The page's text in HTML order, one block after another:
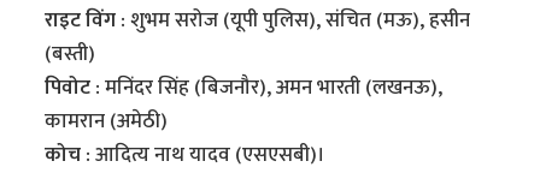
राइट विंग :शुभम सरोज (यूपी पुलिस), संचित (मऊ), हसीन
(बस्ती)
पिवोट :मनिंदर सिंह (बिजनौर), अमन भारती (लखनऊ),
कामरान (अमेठी)
कोच :आदित्य नाथ यादव (एसएसबी)।